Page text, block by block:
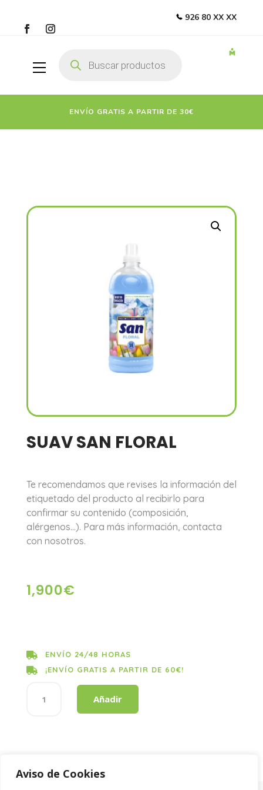
Aviso de Cookies
926 80 XX XX
productos
ENVÍO GRATIS A PARTIR DE 30€
SUAV SAN FLORAL
Te recomendamos que revises la información del
etiquetado del producto al recibirlo para
confirmar su contenido (composición,
alérgenos…). Para más información, contacta
con nosotros.
1,900€
 ENVÍO 24/48 HORAS
 ¡ENVÍO GRATIS A PARTIR DE 60€!
Añadir